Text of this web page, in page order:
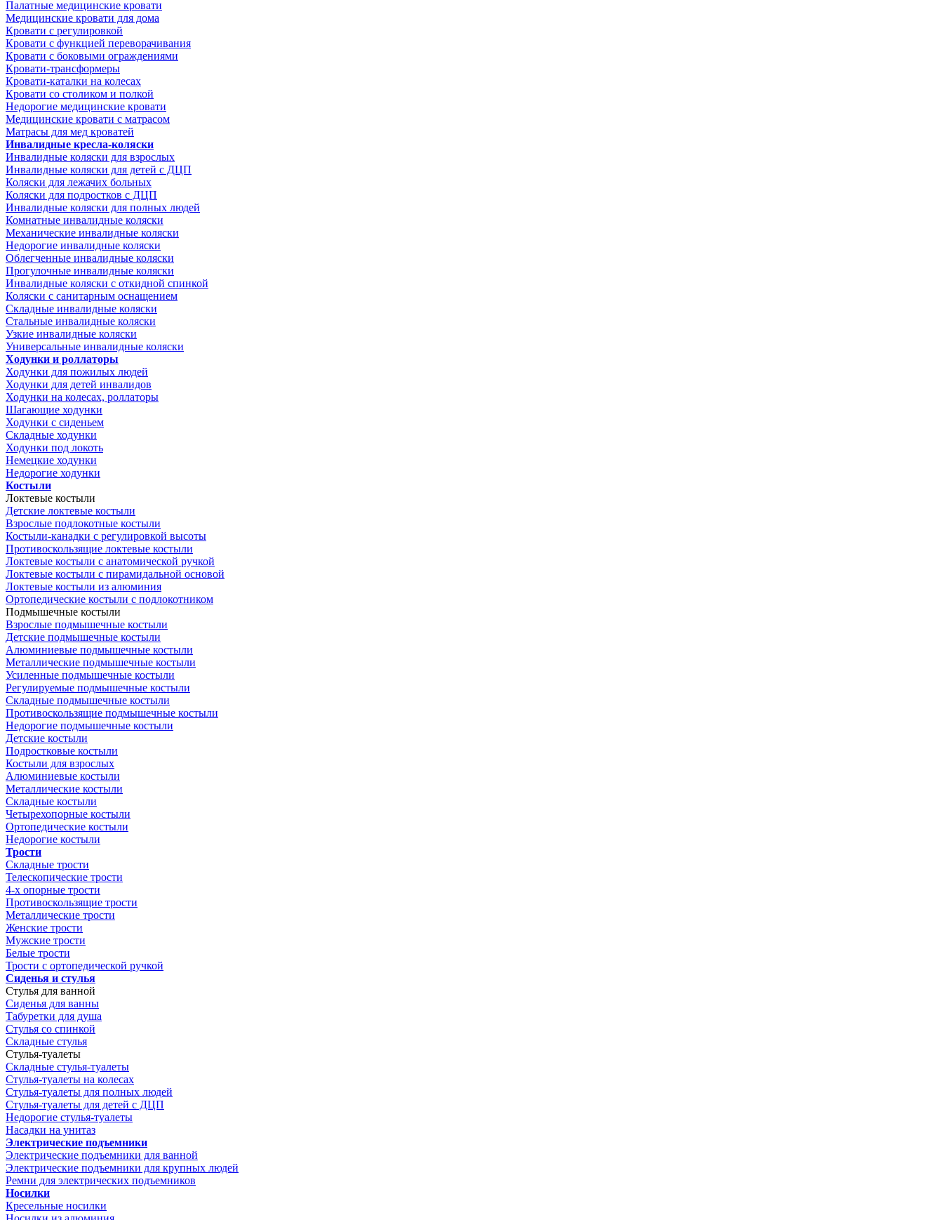
Палатные медицинские кровати
Медицинские кровати для дома
Кровати с регулировкой
Кровати с функцией переворачивания
Кровати с боковыми ограждениями
Кровати-трансформеры
Кровати-каталки на колесах
Кровати со столиком и полкой
Недорогие медицинские кровати
Медицинские кровати с матрасом
Матрасы для мед кроватей
Инвалидные кресла-коляски
Инвалидные коляски для взрослых
Инвалидные коляски для детей с ДЦП
Коляски для лежачих больных
Коляски для подростков с ДЦП
Инвалидные коляски для полных людей
Комнатные инвалидные коляски
Механические инвалидные коляски
Недорогие инвалидные коляски
Облегченные инвалидные коляски
Прогулочные инвалидные коляски
Инвалидные коляски с откидной спинкой
Коляски с санитарным оснащением
Складные инвалидные коляски
Стальные инвалидные коляски
Узкие инвалидные коляски
Универсальные инвалидные коляски
Ходунки и роллаторы
Ходунки для пожилых людей
Ходунки для детей инвалидов
Ходунки на колесах, роллаторы
Шагающие ходунки
Ходунки с сиденьем
Складные ходунки
Ходунки под локоть
Немецкие ходунки
Недорогие ходунки
Костыли
Локтевые костыли
Детские локтевые костыли
Взрослые подлокотные костыли
Костыли-канадки с регулировкой высоты
Противоскользящие локтевые костыли
Локтевые костыли с анатомической ручкой
Локтевые костыли с пирамидальной основой
Локтевые костыли из алюминия
Ортопедические костыли с подлокотником
Подмышечные костыли
Взрослые подмышечные костыли
Детские подмышечные костыли
Алюминиевые подмышечные костыли
Металлические подмышечные костыли
Усиленные подмышечные костыли
Регулируемые подмышечные костыли
Складные подмышечные костыли
Противоскользящие подмышечные костыли
Недорогие подмышечные костыли
Детские костыли
Подростковые костыли
Костыли для взрослых
Алюминиевые костыли
Металлические костыли
Складные костыли
Четырехопорные костыли
Ортопедические костыли
Недорогие костыли
Трости
Складные трости
Телескопические трости
4-х опорные трости
Противоскользящие трости
Металлические трости
Женские трости
Мужские трости
Белые трости
Трости с ортопедической ручкой
Сиденья и стулья
Стулья для ванной
Сиденья для ванны
Табуретки для душа
Стулья со спинкой
Складные стулья
Стулья-туалеты
Складные стулья-туалеты
Стулья-туалеты на колесах
Стулья-туалеты для полных людей
Стулья-туалеты для детей с ДЦП
Недорогие стулья-туалеты
Насадки на унитаз
Электрические подъемники
Электрические подъемники для ванной
Электрические подъемники для крупных людей
Ремни для электрических подъемников
Носилки
Кресельные носилки